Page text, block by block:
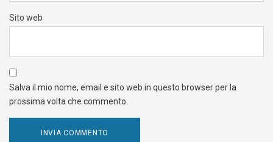
Sito web
Salva il mio nome, email e sito web in questo browser per la
prossima volta che commento.